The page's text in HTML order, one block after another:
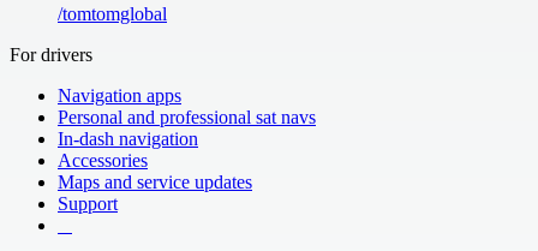
/tomtomglobal
For drivers
Navigation apps
Personal and professional sat navs
In-dash navigation
Accessories
Maps and service updates
Support